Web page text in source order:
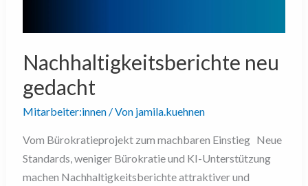
Nachhaltigkeitsberichte neu
gedacht
Mitarbeiter:innen/ Von jamila.kuehnen
Vom Bürokratieprojekt zum machbaren Einstieg Neue
Standards, weniger Bürokratie und KI-Unterstützung
machen Nachhaltigkeitsberichte attraktiver und